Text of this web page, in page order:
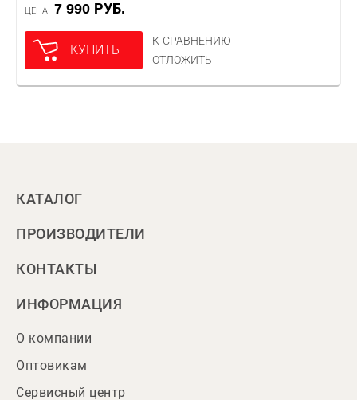
ЦЕНА 7 990 РУБ.
КУПИТЬ
К СРАВНЕНИЮ
ОТЛОЖИТЬ
КАТАЛОГ
ПРОИЗВОДИТЕЛИ
КОНТАКТЫ
ИНФОРМАЦИЯ
О компании
Оптовикам
Сервисный центр